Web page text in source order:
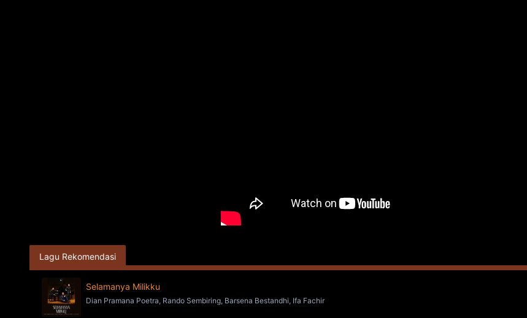
Lagu Rekomendasi
Selamanya Milikku
Dian Pramana Poetra, Rando Sembiring, Barsena Bestandhi, Ifa Fachir